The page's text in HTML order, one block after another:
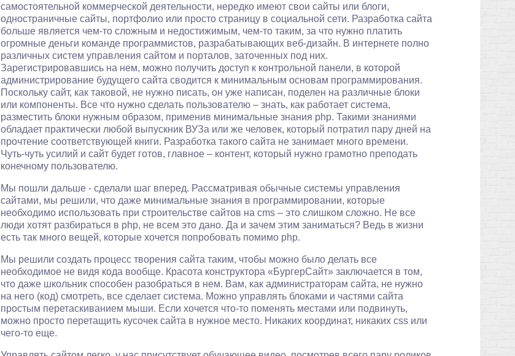
самостоятельной коммерческой деятельности, нередко имеют свои сайты или блоги,
одностраничные сайты, портфолио или просто страницу в социальной сети. Разработка сайта
больше является чем-то сложным и недостижимым, чем-то таким, за что нужно платить
огромные деньги команде программистов, разрабатывающих веб-дизайн. В интернете полно
различных систем управления сайтом и порталов, заточенных под них.
Зарегистрировавшись на нем, можно получить доступ к контрольной панели, в которой
администрирование будущего сайта сводится к минимальным основам программирования.
Поскольку сайт, как таковой, не нужно писать, он уже написан, поделен на различные блоки
или компоненты. Все что нужно сделать пользователю – знать, как работает система,
разместить блоки нужным образом, применив минимальные знания php. Такими знаниями
обладает практически любой выпускник ВУЗа или же человек, который потратил пару дней на
прочтение соответствующей книги. Разработка такого сайта не занимает много времени.
Чуть-чуть усилий и сайт будет готов, главное – контент, который нужно грамотно преподать
конечному пользователю.
Мы пошли дальше - сделали шаг вперед. Рассматривая обычные системы управления
сайтами, мы решили, что даже минимальные знания в программировании, которые
необходимо использовать при строительстве сайтов на cms – это слишком сложно. Не все
люди хотят разбираться в php, не всем это дано. Да и зачем этим заниматься? Ведь в жизни
есть так много вещей, которые хочется попробовать помимо php.
Мы решили создать процесс творения сайта таким, чтобы можно было делать все
необходимое не видя кода вообще. Красота конструктора «БургерСайт» заключается в том,
что даже школьник способен разобраться в нем. Вам, как администраторам сайта, не нужно
на него (код) смотреть, все сделает система. Можно управлять блоками и частями сайта
простым перетаскиванием мыши. Если хочется что-то поменять местами или подвинуть,
можно просто перетащить кусочек сайта в нужное место. Никаких координат, никаких css или
чего-то еще.